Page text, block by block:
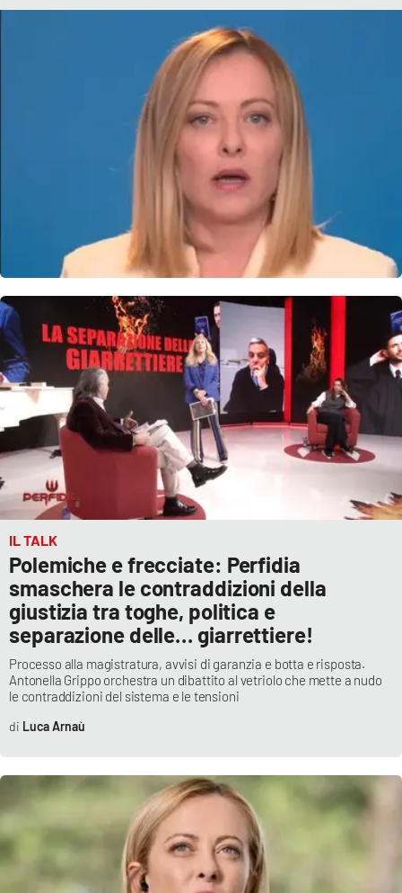
IL TALK
Polemiche e frecciate: Perfidia
smaschera le contraddizioni della
giustizia tra toghe, politica e
separazione delle… giarrettiere!
Processo alla magistratura, avvisi di garanzia e botta e risposta.
Antonella Grippo orchestra un dibattito al vetriolo che mette a nudo
le contraddizioni del sistema e le tensioni
Luca Arnaù